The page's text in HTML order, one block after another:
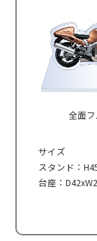
全面
サイズ
スタンド：
台座：